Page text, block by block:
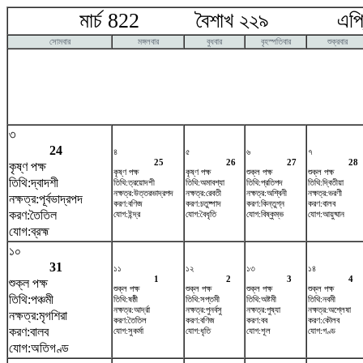
মার্চ 822 বৈশাখ ২২৯
সোমবার মঙ্গলবার বুধবার বৃহস্পতিবার শুক্রবার
৩
24
কৃষ্ণ পক্ষ
তিথি:দ্বাদশী
নক্ষত্র:পূর্বভাদ্রপদ
করণ:তৈতিল
যোগ:ব্রহ্ম
৪
25
কৃষ্ণ পক্ষ
তিথি:ত্রয়োদশী
নক্ষত্র:উত্তরভাদ্রপদ
করণ:বণিজ
যোগ:ইন্দ্র
৫
26
কৃষ্ণ পক্ষ
তিথি:অমাবশ্যা
নক্ষত্র:রেবতী
করণ:চতুষ্পাদ
যোগ:বৈধৃতি
৬
27
শুক্ল পক্ষ
তিথি:প্রতিপদ
নক্ষত্র:অশ্বিনী
করণ:কিন্তুগ্ন
যোগ:বিষ্কুম্ভ
৭
28
শুক্ল পক্ষ
তিথি:দ্বিতীয়া
নক্ষত্র:ভরণী
করণ:বালব
যোগ:আয়ুষ্মান
১০
31
শুক্ল পক্ষ
তিথি:পঞ্চমী
নক্ষত্র:মৃগশিরা
করণ:বালব
যোগ:অতিগণ্ড
১১
1
শুক্ল পক্ষ
তিথি:ষষ্ঠী
নক্ষত্র:আর্দ্রা
করণ:তৈতিল
যোগ:সুকর্মা
১২
2
শুক্ল পক্ষ
তিথি:সপ্তমী
নক্ষত্র:পুনর্বসু
করণ:বণিজ
যোগ:ধৃতি
১৩
3
শুক্ল পক্ষ
তিথি:অষ্টমী
নক্ষত্র:পুষ্যা
করণ:বব
যোগ:শূল
১৪
4
শুক্ল পক্ষ
তিথি:নবমী
নক্ষত্র:অশ্লেষা
করণ:কৌলব
যোগ:গণ্ড